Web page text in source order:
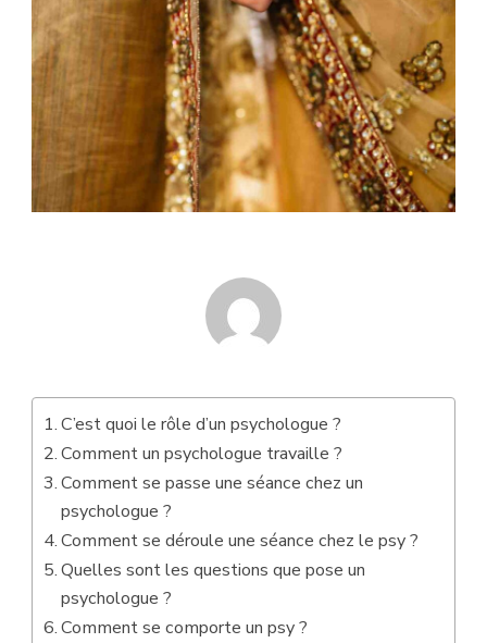
C’est quoi le rôle d’un psychologue ?
Comment un psychologue travaille ?
Comment se passe une séance chez un
psychologue ?
Comment se déroule une séance chez le psy ?
Quelles sont les questions que pose un
psychologue ?
Comment se comporte un psy ?